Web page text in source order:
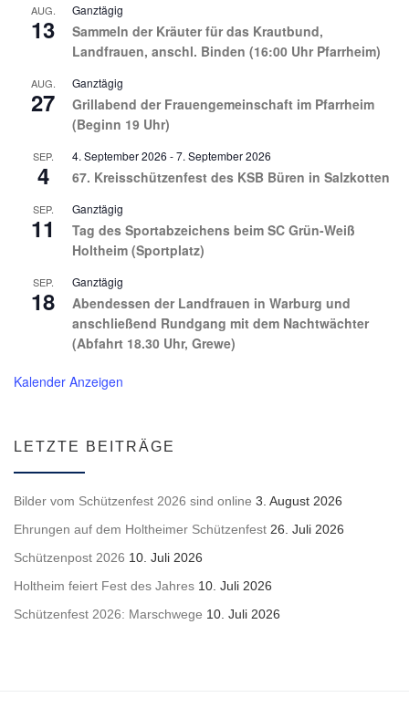
AUG.
13
Ganztägig
Sammeln der Kräuter für das Krautbund,
Landfrauen, anschl. Binden (16:00 Uhr Pfarrheim)
AUG.
27
Ganztägig
Grillabend der Frauengemeinschaft im Pfarrheim
(Beginn 19 Uhr)
SEP.
4
4. September 2026 -7. September 2026
67. Kreisschützenfest des KSB Büren in Salzkotten
SEP.
11
Ganztägig
Tag des Sportabzeichens beim SC Grün-Weiß
Holtheim (Sportplatz)
SEP.
18
Ganztägig
Abendessen der Landfrauen in Warburg und
anschließend Rundgang mit dem Nachtwächter
(Abfahrt 18.30 Uhr, Grewe)
Kalender Anzeigen
LETZTE BEITRÄGE
Bilder vom Schützenfest 2026 sind online 3. August 2026
Ehrungen auf dem Holtheimer Schützenfest 26. Juli 2026
Schützenpost 2026 10. Juli 2026
Holtheim feiert Fest des Jahres 10. Juli 2026
Schützenfest 2026: Marschwege 10. Juli 2026